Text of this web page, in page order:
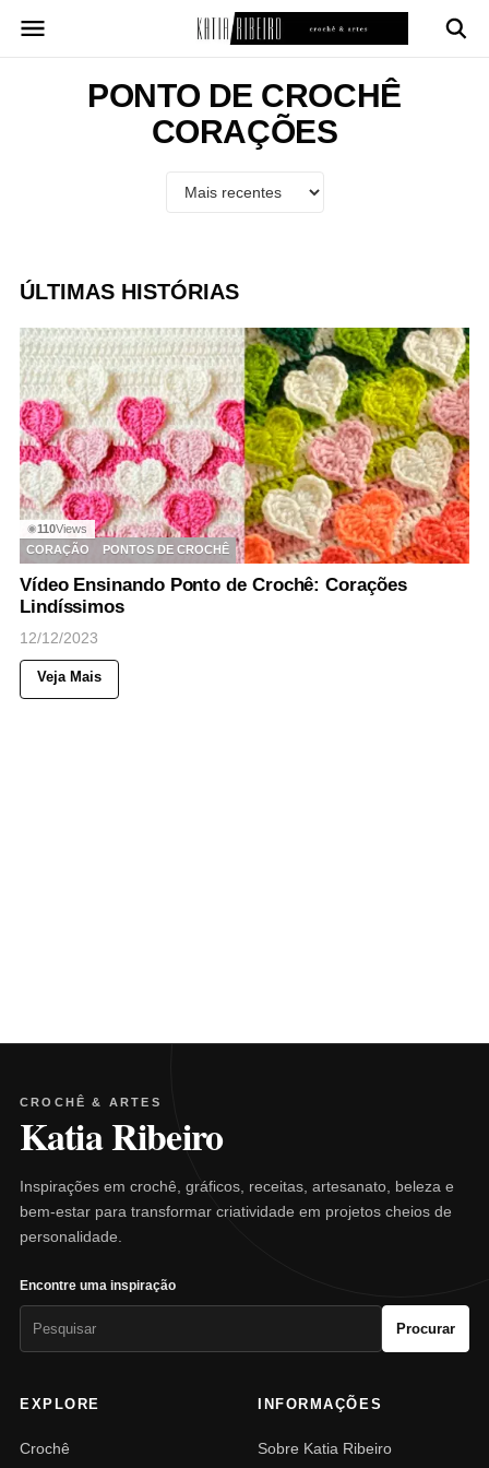
para
PONTO DE CROCHÊ
CORAÇÕES
ÚLTIMAS HISTÓRIAS
◉110Views
CORAÇÃO
PONTOS DE CROCHÊ
Vídeo Ensinando Ponto de Crochê: Corações
Lindíssimos
12/12/2023
Veja Mais
CROCHÊ & ARTES
Katia Ribeiro
Inspirações em crochê, gráficos, receitas, artesanato, beleza e
bem-estar para transformar criatividade em projetos cheios de
personalidade.
Encontre uma inspiração
Procurar
EXPLORE
Crochê
INFORMAÇÕES
Sobre Katia Ribeiro